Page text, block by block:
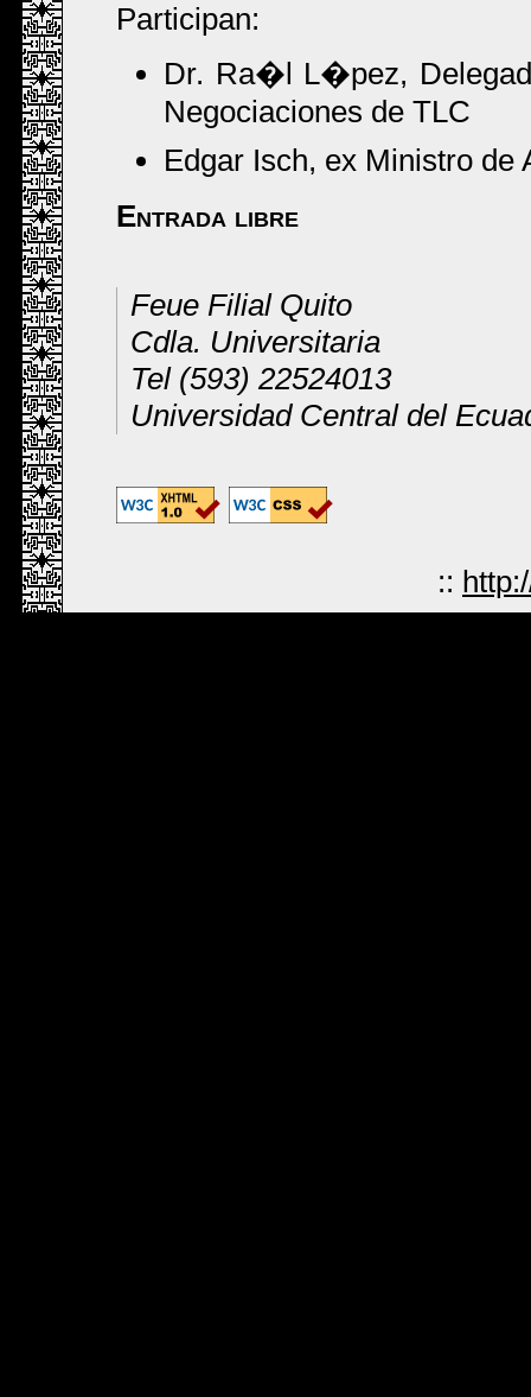
Participan:
Dr. Ra�l L�pez,
Negociaciones de TLC
Edgar Isch, ex Ministro de
Entrada libre
Feue Filial Quito
Cdla. Universitaria
Tel (593) 22524013
Universidad Central del
::